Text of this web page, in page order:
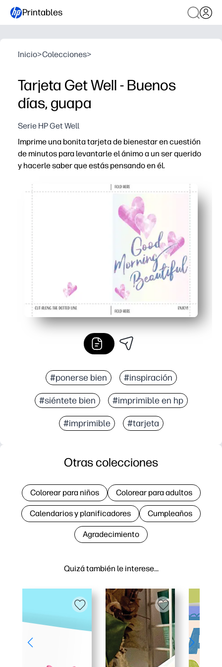
Printables
Inicio>Colecciones>
Tarjeta Get Well - Buenos
días, guapa
Serie HP Get Well
Imprime una bonita tarjeta de bienestar en cuestión
de minutos para levantarle el ánimo a un ser querido
y hacerle saber que estás pensando en él.
Comodidad sin necesidad de preparación: basta con
Ilustraciones alegres y un mensaje cálido muestran tu
Versátil para la familia, los amigos, los estudiantes y
La impresión doméstica ahorra gastos de última hora
#ponerse bien #inspiración
#siéntete bien #imprimible en hp
#imprimible #tarjeta
Quizá también le interese…
Otras colecciones
Colorear para niños Colorear para adultos
Calendarios y planificadores Cumpleaños
Agradecimiento